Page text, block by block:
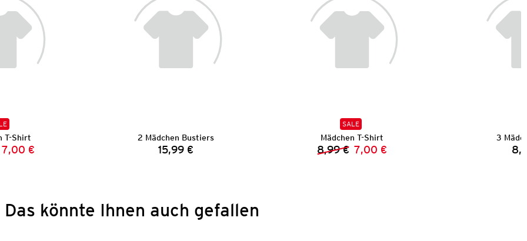
T-Shirt
Preis:
Preis:
7,00 €
2 Mädchen Bustiers
Preis:
15,99 €
SALE
Mädchen T-Shirt
Vorheriger Preis:
8,99 € Neuer Preis:
7,00 €
3
Das könnte Ihnen auch gefallen